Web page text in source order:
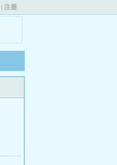
| 注册